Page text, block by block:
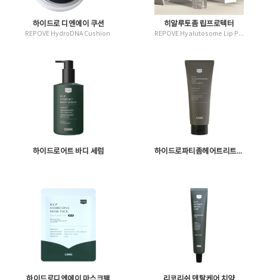
하이드로 디엔에이 쿠션
REPOVE HydroDNA Cushion
히알루토좀 립프로텍터
REPOVE Hyalutosome Lip Protector
하이드로어트 바디 세럼 하이드로파티좀헤어트리트먼트